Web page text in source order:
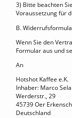
3) Bitte beachten
Voraussetzung für
B.
Wenn Sie den
Formular aus und
An
Hotshot Kaffee e.K.
Inhaber: Marco Sela
Werderstr., 29
45739 Oer
Deutschland